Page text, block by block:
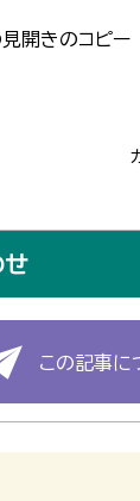
開きのコピー
この記事に